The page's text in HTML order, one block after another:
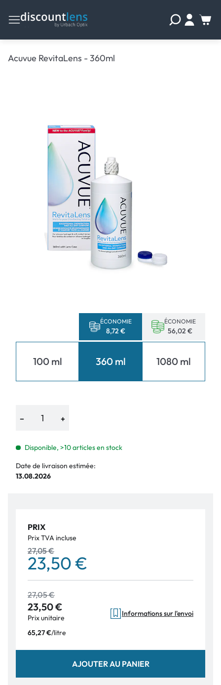
Acuvue RevitaLens - 360ml
100 ml
ÉCONOMIE
8,72 €
360 ml
ÉCONOMIE
56,02 €
1080 ml
− +
Disponible, >10 articles en stock
Date de livraison estimée:
13.08.2026
PRIX
Prix TVA incluse
27,05 €
23,50 €
27,05 €
23,50 €
Prix unitaire
65,27 €/litre
Informations sur l'envoi
AJOUTER AU PANIER